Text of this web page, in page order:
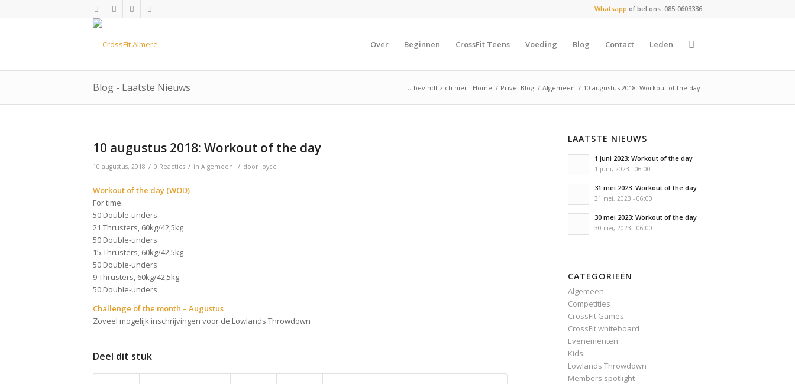
Whatsapp of bel ons: 085-0603336
Over Beginnen CrossFit Teens Voeding Blog Contact Leden
Blog - Laatste Nieuws U bevindt zich hier: Home / Privé: Blog / Algemeen / 10 augustus 2018: Workout of the day
10 augustus 2018: Workout of the day
10 augustus, 2018 / 0 Reacties / in Algemeen / door Joyce
Workout of the day (WOD)
For time:
50 Double-unders
21 Thrusters, 60kg/42,5kg
50 Double-unders
15 Thrusters, 60kg/42,5kg
50 Double-unders
9 Thrusters, 60kg/42,5kg
50 Double-unders
Challenge of the month – Augustus
Zoveel mogelijk inschrijvingen voor de Lowlands Throwdown
Deel dit stuk
LAATSTE NIEUWS
1 juni 2023: Workout of the day
1 juni, 2023 - 06:00
31 mei 2023: Workout of the day
31 mei, 2023 - 06:00
30 mei 2023: Workout of the day
30 mei, 2023 - 06:00
CATEGORIEËN
Algemeen
Competities
CrossFit Games
CrossFit whiteboard
Evenementen
Kids
Lowlands Throwdown
Members spotlight